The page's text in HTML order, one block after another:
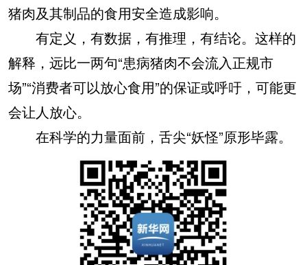
猪肉及其制品的食用安全造成影响。
有定义，有数据，有推理，有结论。这样的
解释，远比一两句“患病猪肉不会流入正规市
场”“消费者可以放心食用”的保证或呼吁，可能更
会让人放心。
在科学的力量面前，舌尖“妖怪”原形毕露。